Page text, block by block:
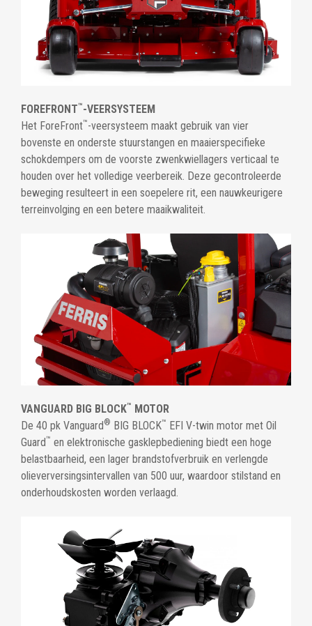
FOREFRONT™-VEERSYSTEEM
Het ForeFront™-veersysteem maakt gebruik van vier
bovenste en onderste stuurstangen en maaierspecifieke
schokdempers om de voorste zwenkwiellagers verticaal te
houden over het volledige veerbereik. Deze gecontroleerde
beweging resulteert in een soepelere rit, een nauwkeurigere
terreinvolging en een betere maaikwaliteit.
VANGUARD BIG BLOCK™ MOTOR
De 40 pk Vanguard® BIG BLOCK™ EFI V-twin motor met Oil
Guard™ en elektronische gasklepbediening biedt een hoge
belastbaarheid, een lager brandstofverbruik en verlengde
olieverversingsintervallen van 500 uur, waardoor stilstand en
onderhoudskosten worden verlaagd.